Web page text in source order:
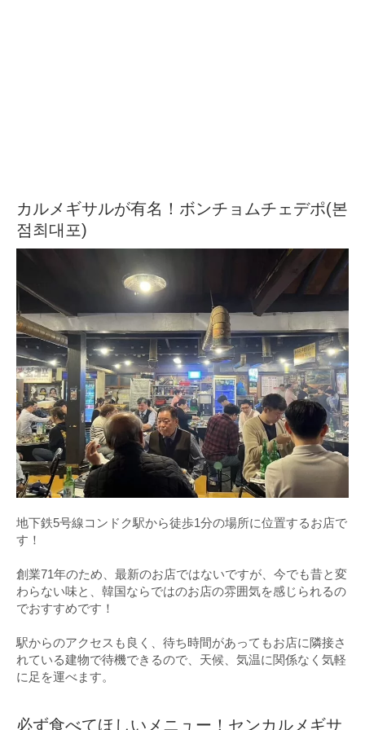
カルメギサルが有名！ボンチョムチェデポ(본
점최대포)
地下鉄5号線コンドク駅から徒歩1分の場所に位置するお店で
す！
創業71年のため、最新のお店ではないですが、今でも昔と変
わらない味と、韓国ならではのお店の雰囲気を感じられるの
でおすすめです！
駅からのアクセスも良く、待ち時間があってもお店に隣接さ
れている建物で待機できるので、天候、気温に関係なく気軽
に足を運べます。
必ず食べてほしいメニュー！センカルメギサ